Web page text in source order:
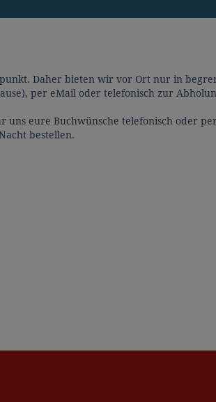
Daher bieten wir vor Ort nur in
per eMail oder telefonisch zur
eure Buchwünsche telefonisch oder
bestellen.